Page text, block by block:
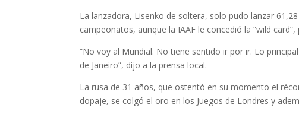
La lanzadora, Lisenko de soltera, solo pudo lanzar
campeonatos, aunque la IAAF le concedió la “wild
“No voy al Mundial. No tiene sentido ir por ir. Lo
de Janeiro”, dijo a la prensa local.
La rusa de 31 años, que ostentó en su momento el
dopaje, se colgó el oro en los Juegos de Londres y